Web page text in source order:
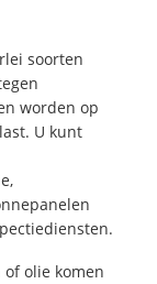
soorten
worden op
U kunt
olie komen